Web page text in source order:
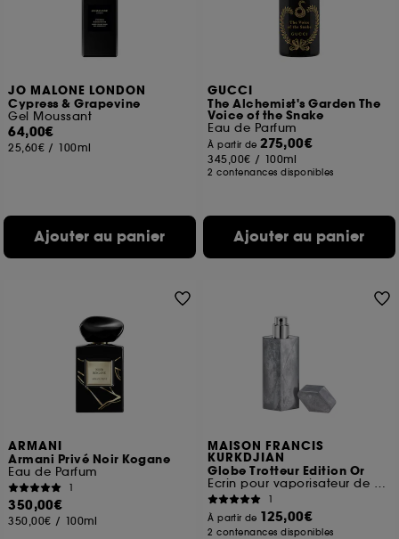
JO MALONE LONDON
Cypress & Grapevine
Gel Moussant
64,00€
25,60€ / 100ml
Ajouter au panier
GUCCI
The Alchemist's Garden The
Voice of the Snake
Eau de Parfum
À partir de275,00€
345,00€ / 100ml
2 contenances disponibles
Ajouter au panier
ARMANI
Armani Privé Noir Kogane
Eau de Parfum
1
350,00€
350,00€ / 100ml
MAISON FRANCIS
KURKDJIAN
Globe Trotteur Edition Or
Ecrin pour vaporisateur de voyage
1
À partir de 125,00€
2 contenances disponibles